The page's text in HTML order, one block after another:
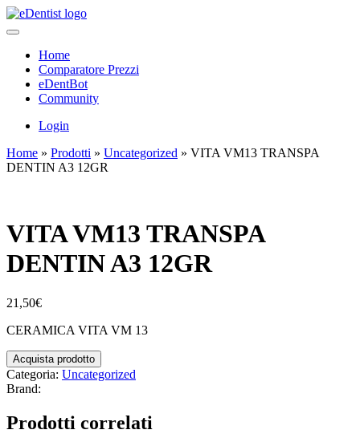
Home
Comparatore Prezzi
eDentBot
Community
Login
Home » Prodotti » Uncategorized » VITA VM13 TRANSPA
DENTIN A3 12GR
VITA VM13 TRANSPA
DENTIN A3 12GR
21,50€
CERAMICA VITA VM 13
Acquista prodotto
Categoria: Uncategorized
Brand:
Prodotti correlati